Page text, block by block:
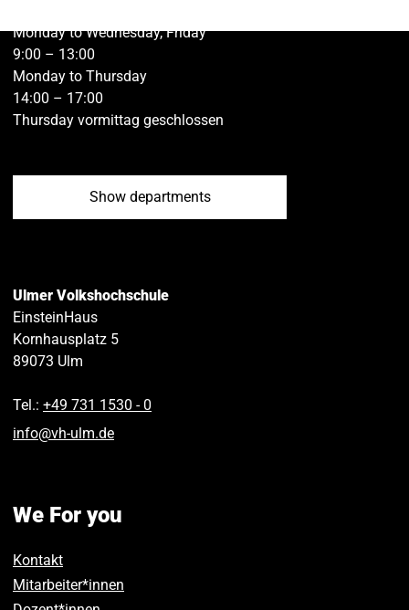
pagepage
Monday to Wednesday, Friday
9:00 – 13:00
Monday to Thursday
14:00 – 17:00
Thursday vormittag geschlossen
Show departments
Ulmer Volkshochschule
EinsteinHaus
Kornhausplatz 5
89073 Ulm
Tel.: +49 731 1530 ‑ 0
info@vh-ulm.de
We For you
Kontakt
Mitarbeiter*innen